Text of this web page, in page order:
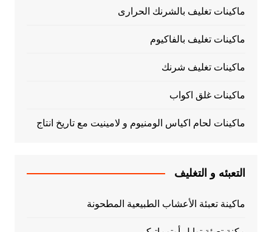
ماكينات تغليف بالشرنك الحرارى
ماكينات تغليف بالفاكيوم
ماكينات تغليف شرنك
ماكينات غلق اكواب
ماكينات لحام اكياس الومنيوم و لامينيت مع تاريخ انتاج
التعبئه و التغليف
ماكينة تعبئة الأعشاب الطبيعية المطحونة